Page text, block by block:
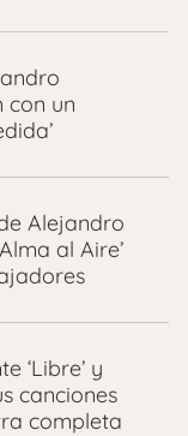
con un
Alejandro
al Aire’
‘Libre’ y
canciones
completa